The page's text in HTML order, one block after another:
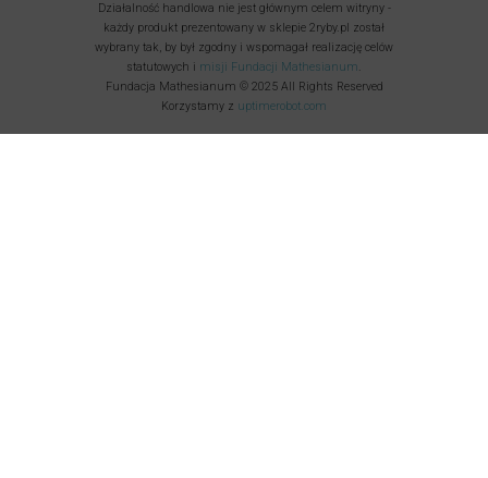
Działalność handlowa nie jest głównym celem witryny -
każdy produkt prezentowany w sklepie 2ryby.pl został
wybrany tak, by był zgodny i wspomagał realizację celów
statutowych i misji Fundacji Mathesianum.
Fundacja Mathesianum © 2025 All Rights Reserved
Korzystamy z uptimerobot.com